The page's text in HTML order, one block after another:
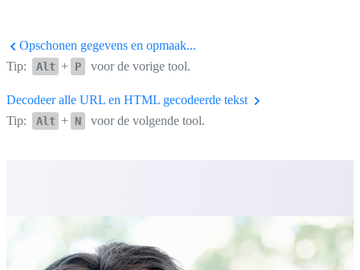
Opschonen gegevens en opmaak...
Tip:
Alt + P voor de vorige tool.
Decodeer alle URL en HTML gecodeerde tekst
Tip:
Alt + N voor de volgende tool.